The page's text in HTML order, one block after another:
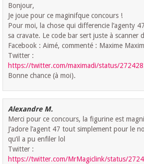
Bonjour,
Je joue pour ce maginifque concours !
Pour moi, la chose qui differencie l’agenty
sa cravate. Le code bar sert juste à scanner
Facebook : Aimé, commenté : Maxime
Twitter :
https://twitter.com/maximadi/status/
Bonne chance (à moi).
Alexandre M.
Merci pour ce concours, la figurine est
J’adore l’agent 47 tout simplement pour le
qu’il a pu enfiler lol
Twitter :
https://twitter.com/MrMagiclink/status/